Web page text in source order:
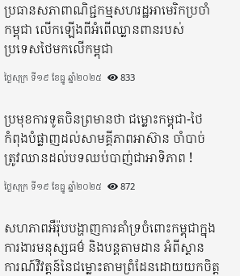
ប្រធានសភាពាណិជ្ជកម្មសហរដ្ឋអាមេរិកប្រចាំ
កម្ពុជា លើកឡើងពីអំពើឈ្លានពានរបស់
ប្រទេសថៃមកលើកម្ពុជា
ថ្ងៃសុក្រ ទី១៩ ខែធ្នូ ឆ្នាំ២០២៥ 833
ប្រមុខការទូតចិនព្រមានថា ជម្លោះកម្ពុជា-ថៃ
កំពុងបំផ្លាញដល់សាមគ្គីភាពអាស៊ាន ចាំបាច់
ត្រូវឈានដល់បទឈប់បាញ់ជាអាទិភាព !
ថ្ងៃសុក្រ ទី១៩ ខែធ្នូ ឆ្នាំ២០២៥ 872
សហភាពអឺរ៉ុបបង្ហាញការគាំទ្រចំពោះកម្ពុជាក្នុង
ការងារមនុស្សធម៌ និងបន្តតាមដាន អំពីស្ថាន
ការណ៍វិវត្តន៍នៃជម្លោះតាមព្រំដែនដោយយកចិត្ត